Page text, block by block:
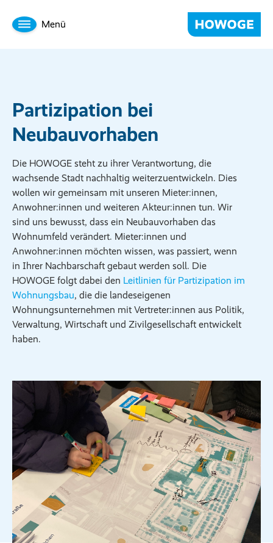
Menü
Partizipation bei
Neubauvorhaben
Die HOWOGE steht zu ihrer Verantwortung, die
wachsende Stadt nachhaltig weiterzuentwickeln. Dies
wollen wir gemeinsam mit unseren Mieter:innen,
Anwohner:innen und weiteren Akteur:innen tun. Wir
sind uns bewusst, dass ein Neubauvorhaben das
Wohnumfeld verändert. Mieter:innen und
Anwohner:innen möchten wissen, was passiert, wenn
in Ihrer Nachbarschaft gebaut werden soll. Die
HOWOGE folgt dabei den Leitlinien für Partizipation im
Wohnungsbau, die die landeseigenen
Wohnungsunternehmen mit Vertreter:innen aus Politik,
Verwaltung, Wirtschaft und Zivilgesellschaft entwickelt
haben.